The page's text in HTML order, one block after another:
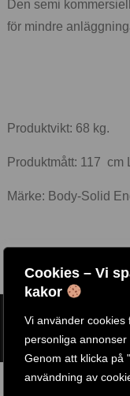
Cookies – Vi
kakor
Vi använder cookies
personliga
Genom att klicka på
användning av
Den semi
för mindre
Produktvikt: 68 kg.
Produktmått: 117 cm
Märke: Body-Solid